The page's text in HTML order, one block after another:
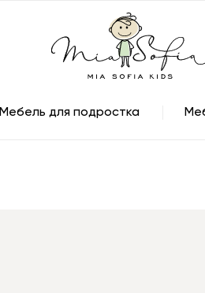
Мебель для подростка